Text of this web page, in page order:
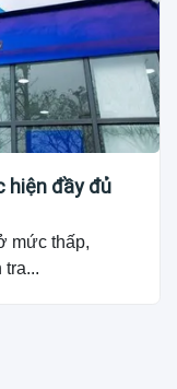
hiện đầy đủ
mức thấp,
tra...